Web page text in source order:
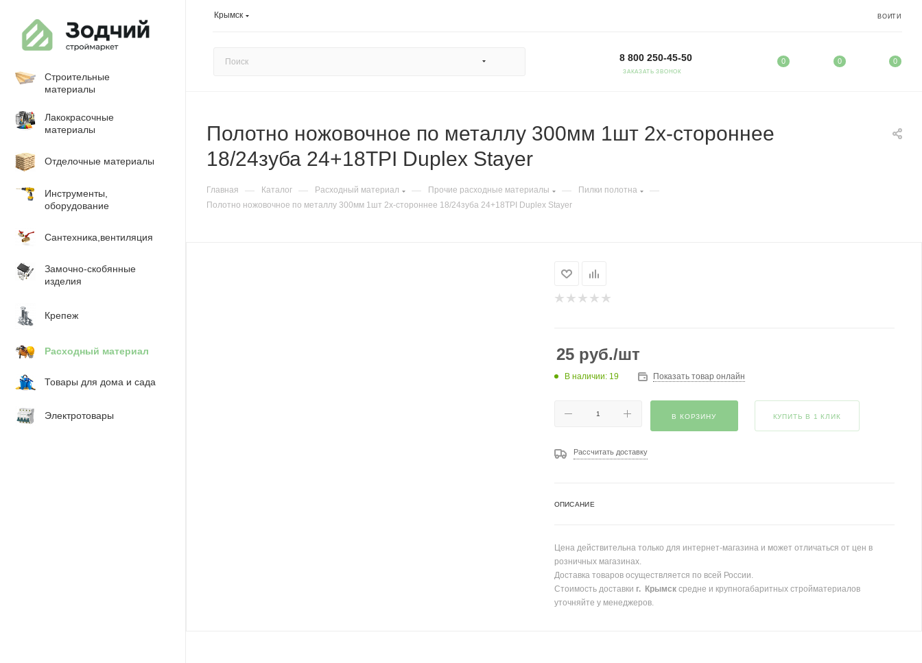
Крымск ВОЙТИ
8 800 250-45-50
ЗАКАЗАТЬ ЗВОНОК
0 0 0
Строительные
материалы
Лакокрасочные
материалы
Отделочные материалы
Инструменты,
оборудование
Сантехника,вентиляция
Замочно-скобянные
изделия
Крепеж
Расходный материал
Товары для дома и сада
Электротовары
Полотно ножовочное по металлу 300мм 1шт 2х-стороннее
18/24зуба 24+18TPI Duplex Stayer
Главная — Каталог — Расходный материал — Прочие расходные материалы — Пилки полотна —
Полотно ножовочное по металлу 300мм 1шт 2х-стороннее 18/24зуба 24+18TPI Duplex Stayer
25руб./шт
В наличии: 19 Показать товар онлайн
В КОРЗИНУ КУПИТЬ В 1 КЛИК
Рассчитать доставку
ОПИСАНИЕ
Цена действительна только для интернет-магазина и может отличаться от цен в
розничных магазинах.
Доставка товаров осуществляется по всей России.
Стоимость доставки г. Крымсксредне и крупногабаритных стройматериалов
уточняйте у менеджеров.